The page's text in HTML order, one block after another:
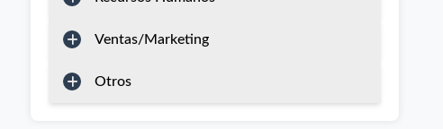
Ventas/Marketing
Otros